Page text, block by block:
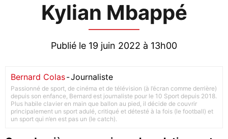
Kylian Mbappé
Publié le 19 juin 2022 à 13h00
Bernard Colas-Journaliste
Passionné de sport, de cinéma et de télévision (à l’écran comme derrière)
depuis son enfance, Bernard est journaliste pour le 10 Sport depuis 2018.
Plus habile clavier en main que ballon au pied, il décide de couvrir
principalement un sport adulé, critiqué et détesté à la fois (le football) et
un sport qui n’en est pas un (le catch).